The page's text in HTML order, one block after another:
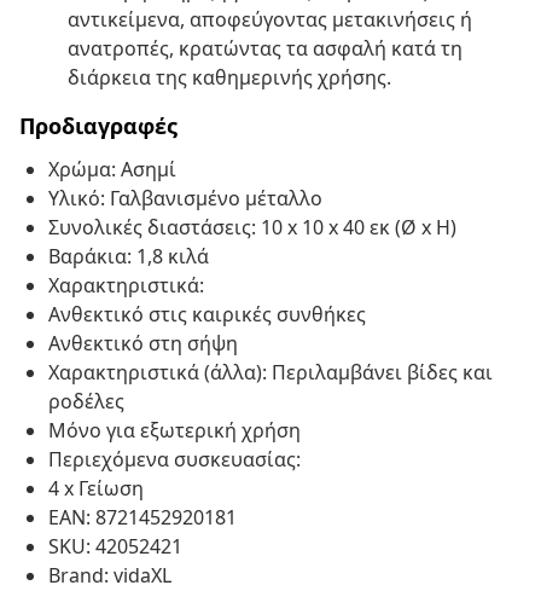
αντικείμενα, αποφεύγοντας μετακινήσεις ή
ανατροπές, κρατώντας τα ασφαλή κατά τη
διάρκεια της καθημερινής χρήσης.
Προδιαγραφές
Χρώμα: Ασημί
Υλικό: Γαλβανισμένο μέταλλο
Συνολικές διαστάσεις: 10 x 10 x 40 εκ (Ø x H)
Βαράκια: 1,8 κιλά
Χαρακτηριστικά:
Ανθεκτικό στις καιρικές συνθήκες
Ανθεκτικό στη σήψη
Χαρακτηριστικά (άλλα): Περιλαμβάνει βίδες και
ροδέλες
Μόνο για εξωτερική χρήση
Περιεχόμενα συσκευασίας:
4 x Γείωση
EAN: 8721452920181
SKU: 42052421
Brand: vidaXL